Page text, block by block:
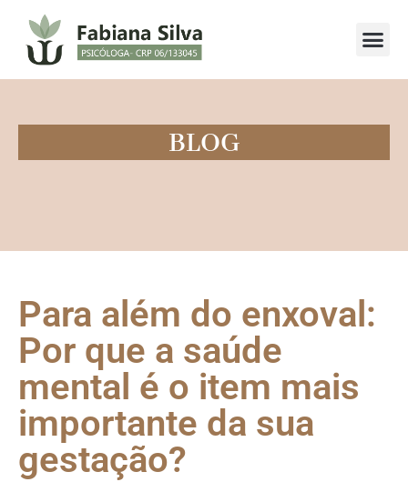
BLOG
Para além do enxoval:
Por que a saúde
mental é o item mais
importante da sua
gestação?